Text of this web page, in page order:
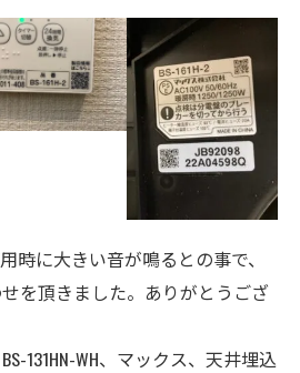
時に大きい音が鳴るとの事で、
を頂きました。ありがとうござ
131HN-WH、マックス、天井埋込